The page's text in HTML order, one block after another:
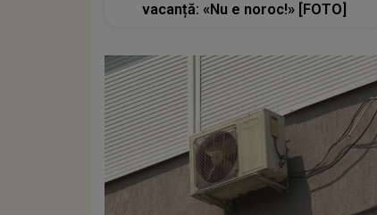
vacanță: «Nu e noroc!» [FOTO]